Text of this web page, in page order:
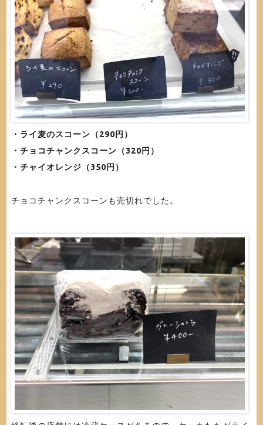
・ライ麦のスコーン（290円）
・チョコチャンクスコーン（320円）
・チャイオレンジ（350円）
チョコチャンクスコーンも売切れでした。